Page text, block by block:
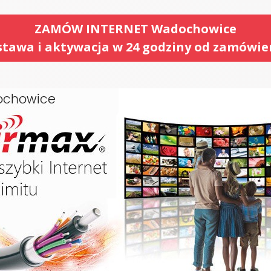
ZAMÓW INTERNET Wadochowice
i aktywacja w 24 godziny od